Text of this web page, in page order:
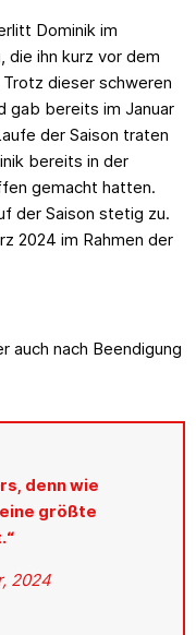
Dominik im
die ihn kurz vor dem
dieser schweren
gab bereits im Januar
der Saison traten
bereits in der
gemacht hatten.
der Saison stetig zu.
2024 im Rahmen der
auch nach Beendigung
denn wie
größte
2024